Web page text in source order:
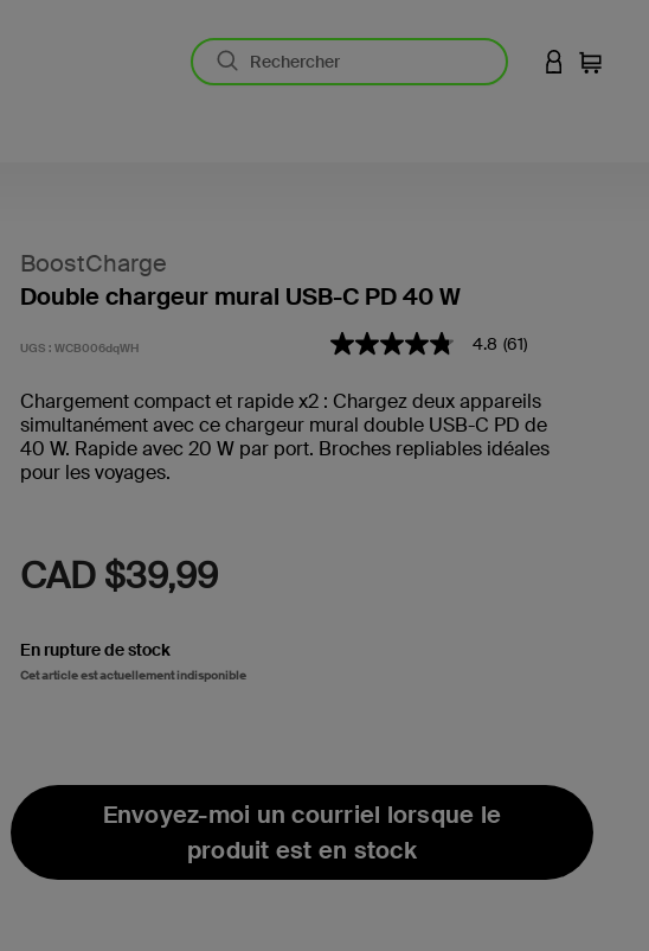
Panier
BoostCharge
Double chargeur mural USB-C PD 40 W
UGS : WCB006dqWH 4,3 sur 5 (avis clients)
4.8
sur
5
,
valeur
4.8 (61)
Chargement compact et rapide x2 : Chargez deux appareils
simultanément avec ce chargeur mural double USB-C PD de
40 W. Rapide avec 20 W par port. Broches repliables idéales
pour les voyages.
CAD $39,99
En rupture de stock
Cet article est actuellement indisponible
Envoyez-moi un courriel lorsque le
produit est en stock